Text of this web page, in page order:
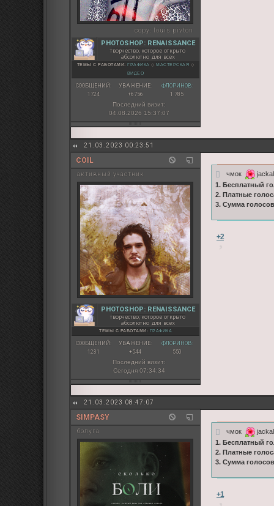
copy: louis pivton
PHOTOSHOP: RENAISSANCE
творчество, которое открыто
абсолютно для всех
ТЕМЫ С РАБОТАМИ: ГРАФИКА ◇ МАСТЕРСКАЯ ◇
ВИДЕО
СООБЩЕНИЙ:
1724
УВАЖЕНИЕ:
+6756
ФЛОРИНОВ:
1 785
Последний визит:
04.08.2026 15:37:07
21.03.2023 00:23:51
COIL
активный участник
PHOTOSHOP: RENAISSANCE
творчество, которое открыто
абсолютно для всех
ТЕМЫ С РАБОТАМИ: ГРАФИКА
СООБЩЕНИЙ:
1231
УВАЖЕНИЕ:
+544
ФЛОРИНОВ:
550
Последний визит:
Сегодня 07:34:34
чмок
jackal
1. Бесплатный
2. Платные
3. Сумма
+2
21.03.2023 08:47:07
SIMPASY
бэлуга чмок
jackal
1. Бесплатный
2. Платные
3. Сумма
+1